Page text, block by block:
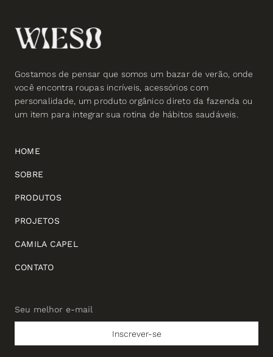
Gostamos de pensar que somos um bazar de verão, onde
você encontra roupas incríveis, acessórios com
personalidade, um produto orgânico direto da fazenda ou
um item para integrar sua rotina de hábitos saudáveis.
HOME
SOBRE
PRODUTOS
PROJETOS
CAMILA CAPEL
CONTATO
Seu
Seu melhor e-mail
Inscrever-se